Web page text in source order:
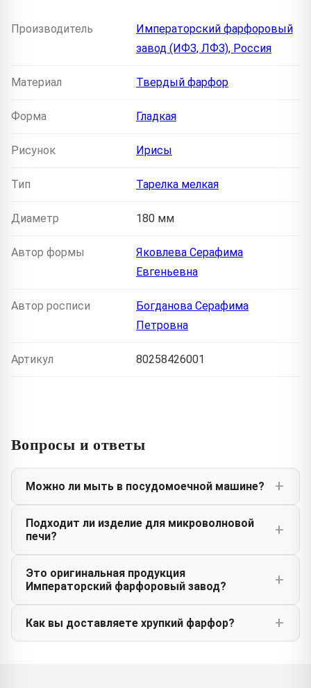
Производитель
Императорский фарфоровый
завод (ИФЗ, ЛФЗ), Россия
Материал Твердый фарфор
Форма Гладкая
Рисунок Ирисы
Тип Тарелка мелкая
Диаметр 180 мм
Автор формы
Яковлева Серафима
Евгеньевна
Автор росписи
Богданова Серафима
Петровна
Артикул 80258426001
Вопросы и ответы
Можно ли мыть в посудомоечной машине?
Подходит ли изделие для микроволновой
печи?
Это оригинальная продукция
Императорский фарфоровый завод?
Как вы доставляете хрупкий фарфор?